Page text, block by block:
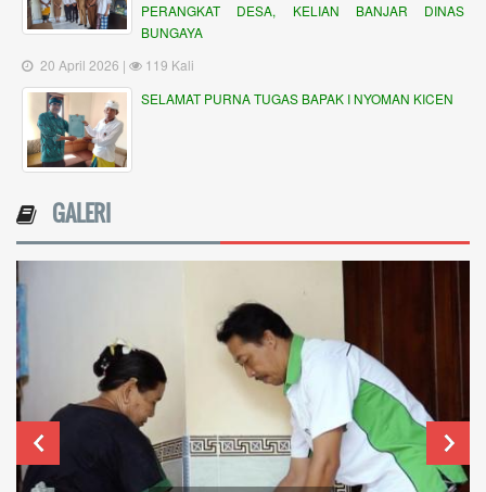
PERANGKAT DESA, KELIAN BANJAR DINAS
BUNGAYA
20 April 2026 |
119 Kali
SELAMAT PURNA TUGAS BAPAK I NYOMAN KICEN
GALERI